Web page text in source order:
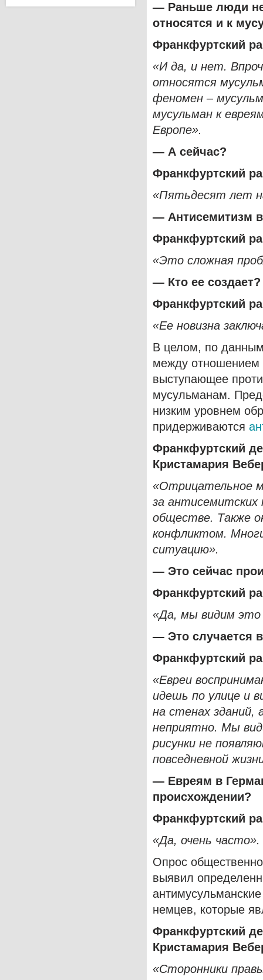
— Раньше люди
относятся и к
Франкфуртский
«И да, и нет.
относятся
феномен –
мусульман к
Европе».
— А сейчас?
Франкфуртский
«Пятьдесят лет
— Антисемитизм
Франкфуртский
«Это сложная
— Кто ее создает?
Франкфуртский
«Ее новизна
В целом, по данным
между отношением
выступающее
мусульманам.
низким уровнем
придерживаются
Франкфуртский
Кристамария
«Отрицательное
за антисемитских
обществе. Также
конфликтом.
ситуацию».
— Это сейчас
Франкфуртский
«Да, мы видим это
— Это случается
Франкфуртский
«Евреи
идешь по улице и
на стенах зданий,
неприятно. Мы
рисунки не
повседневной
— Евреям в
происхождении?
Франкфуртский
«Да, очень часто».
Опрос
выявил
немцев, которые
Франкфуртский
Кристамария
«Сторонники